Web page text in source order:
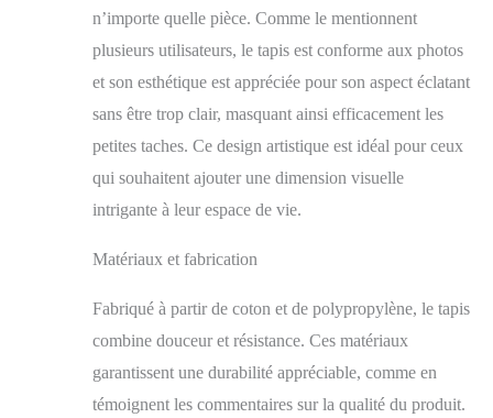
MODERNE: qualité
velours doux. Fibres
résistantes, entretien
facile. Déco
unique pour votre
intérieur chic. Idéal
AUX PERSONNES
est facile à nettoyer et
idéal pour les
d'allergies, grâce à ses
fibres synthétiques. Le
n’importe quelle pièce. Comme le mentionnent
plusieurs utilisateurs, le tapis est conforme aux photos
et son esthétique est appréciée pour son aspect éclatant
sans être trop clair, masquant ainsi efficacement les
petites taches. Ce design artistique est idéal pour ceux
qui souhaitent ajouter une dimension visuelle
intrigante à leur espace de vie.
Matériaux et fabrication
Fabriqué à partir de coton et de polypropylène, le tapis
combine douceur et résistance. Ces matériaux
garantissent une durabilité appréciable, comme en
témoignent les commentaires sur la qualité du produit.